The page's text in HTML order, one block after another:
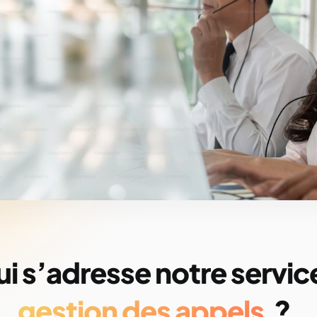
s’adresse notre